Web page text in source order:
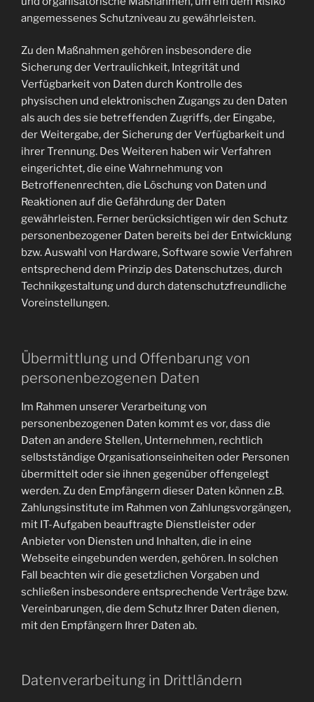
angemessenes Schutzniveau zu gewährleisten.
Zu den Maßnahmen gehören insbesondere die
Sicherung der Vertraulichkeit, Integrität und
Verfügbarkeit von Daten durch Kontrolle des
physischen und elektronischen Zugangs zu den Daten
als auch des sie betreffenden Zugriffs, der Eingabe,
der Weitergabe, der Sicherung der Verfügbarkeit und
ihrer Trennung. Des Weiteren haben wir Verfahren
eingerichtet, die eine Wahrnehmung von
Betroffenenrechten, die Löschung von Daten und
Reaktionen auf die Gefährdung der Daten
gewährleisten. Ferner berücksichtigen wir den Schutz
personenbezogener Daten bereits bei der Entwicklung
bzw. Auswahl von Hardware, Software sowie Verfahren
entsprechend dem Prinzip des Datenschutzes, durch
Technikgestaltung und durch datenschutzfreundliche
Voreinstellungen.
Übermittlung und Offenbarung von
personenbezogenen Daten
Im Rahmen unserer Verarbeitung von
personenbezogenen Daten kommt es vor, dass die
Daten an andere Stellen, Unternehmen, rechtlich
selbstständige Organisationseinheiten oder Personen
übermittelt oder sie ihnen gegenüber offengelegt
werden. Zu den Empfängern dieser Daten können z.B.
Zahlungsinstitute im Rahmen von Zahlungsvorgängen,
mit IT-Aufgaben beauftragte Dienstleister oder
Anbieter von Diensten und Inhalten, die in eine
Webseite eingebunden werden, gehören. In solchen
Fall beachten wir die gesetzlichen Vorgaben und
schließen insbesondere entsprechende Verträge bzw.
Vereinbarungen, die dem Schutz Ihrer Daten dienen,
mit den Empfängern Ihrer Daten ab.
Datenverarbeitung in Drittländern